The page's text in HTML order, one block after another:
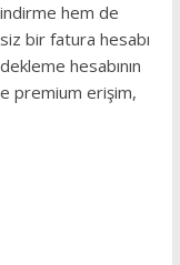
indirme hem de
bir fatura hesabı
hesabının
premium erişim,